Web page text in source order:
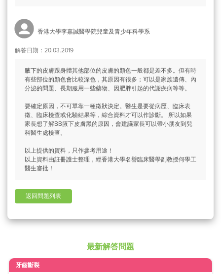
香港大學李嘉誠醫學院兒童及青少年科學系
解答日期：20.03.2019
腋下的皮膚跟身體其他部位的皮膚的顏色一般都是差不多。但有時
有些部位的顏色會比較深色，其原因有很多；可以是家族遺傳、內
分泌的問題、長期服用一些藥物、因肥胖引起的代謝疾病等等。
要確定原因，不可單靠一種徵狀決定。醫生是要從病歷、臨床表
徵、臨床檢查或化驗結果等，綜合資料才可以作診斷。 所以如果
家長想了解BB腋下皮膚黑的原因，會建議家長可以帶小朋友到兒
科醫生處檢查。
以上提供的資料，只作參考用途！
以上資料由註冊護士整理，經香港大學名譽臨床醫學副教授何學工
醫生審批！
返回問題列表
最新解答問題
牙齒斷裂